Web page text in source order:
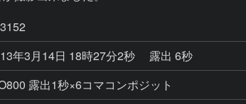
年3月14日 18時27分2秒
露出 6秒
露出1秒×6コマコンポジット